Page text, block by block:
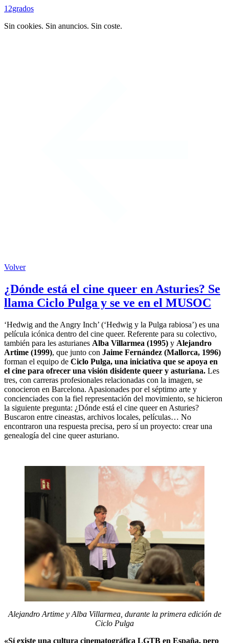
12grados
Sin cookies. Sin anuncios. Sin coste.
Volver
¿Dónde está el cine queer en Asturies? Se
llama Ciclo Pulga y se ve en el MUSOC
‘Hedwig and the Angry Inch’ (‘Hedwig y la Pulga rabiosa’) es una
película icónica dentro del cine queer. Referente para su colectivo,
también para les asturianes Alba Villarmea (1995) y Alejandro
Artime (1999), que junto con Jaime Fernández (Mallorca, 1996)
forman el equipo de Ciclo Pulga, una iniciativa que se apoya en
el cine para ofrecer una visión disidente queer y asturiana. Les
tres, con carreras profesionales relacionadas con la imagen, se
conocieron en Barcelona. Apasionades por el séptimo arte y
concienciades con la fiel representación del movimiento, se hicieron
la siguiente pregunta: ¿Dónde está el cine queer en Asturies?
Buscaron entre cineastas, archivos locales, películas… No
encontraron una respuesta precisa, pero sí un proyecto: crear una
genealogía del cine queer asturiano.
Alejandro Artime y Alba Villarmea, durante la primera edición de
Ciclo Pulga
«Sí existe una cultura cinematográfica LGTB en España, pero